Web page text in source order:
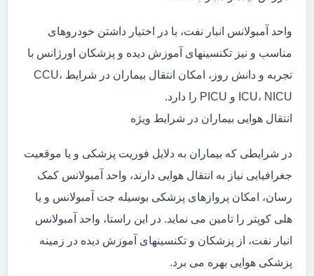
واحد آمبولانس انبار نفت، با در اختیار داشتن خودروهای
مناسب و نیز تکنسینهای آموزش دیده و پزشکان اورژانس با
تجربه و دانش روز، امکان انتقال بیماران در شرایط CCU،
ICU، NICU و PICU را دارد.
انتقال هوایی بیماران در شرایط ویژه
در شرایطی که بیماران به دلایل فوریت پزشکی و یا موقعیت
جغرافیایی نیاز به انتقال هوایی دارند، واحد آمبولانس کمک
رسان، امکان پروازهای پزشکی بوسیله جت آمبولانس و یا
هلی کوپتر را تامین می نماید. در این راستا، واحد آمبولانس
انبار نفت، از پزشکان و تکنسینهای آموزش دیده در زمینه
پزشکی هوایی بهره می برد.